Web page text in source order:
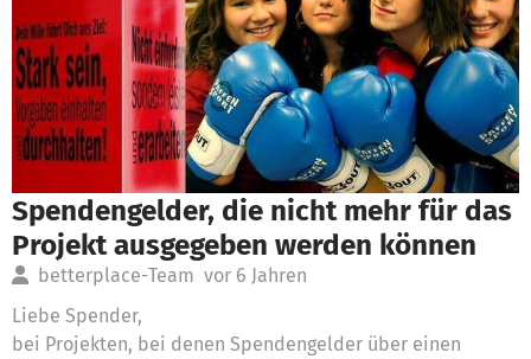
Spendengelder, die nicht mehr für das
Projekt ausgegeben werden können
betterplace-Team vor 6 Jahren
Liebe Spender,
bei Projekten, bei denen Spendengelder über einen